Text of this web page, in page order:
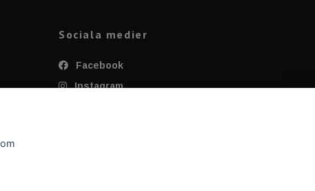
Sociala medier
Facebook
Instagram